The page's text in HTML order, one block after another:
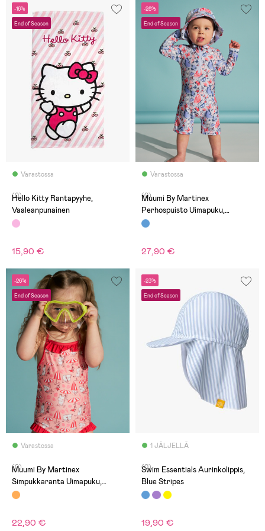
-16%
End of Season
Varastossa
(0)
Hello Kitty Rantapyyhe,
Vaaleanpunainen
15,90 €
-28%
End of Season
Varastossa
(0)
Muumi By Martinex
Perhospuisto Uimapuku,
Vaaleansininen
27,90 €
-26%
End of Season
Varastossa
(0)
Muumi By Martinex
Simpukkaranta Uimapuku,
Korallinpunainen
22,90 €
-23%
End of Season
1 JÄLJELLÄ
(0)
Swim Essentials Aurinkolippis,
Blue Stripes
19,90 €